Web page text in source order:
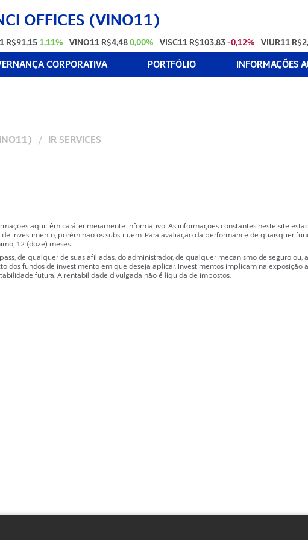
OFFICES (VINO11)
R$91,15 1,11% VINO11 R$4,48 0,00% VISC11 R$103,83 -0,12% VIUR11
CORPORATIVA PORTFÓLIO INFORMAÇÕES
/ IR SERVICES
aqui têm caráter meramente informativo. As informações constantes neste site
de investimento, porém não os substituem. Para avaliação da performance de quaisquer
12 (doze) meses.
de qualquer de suas afiliadas, do administrador, de qualquer mecanismo de seguro ou,
dos fundos de investimento em que deseja aplicar. Investimentos implicam na exposição
futura. A rentabilidade divulgada não é líquida de impostos.